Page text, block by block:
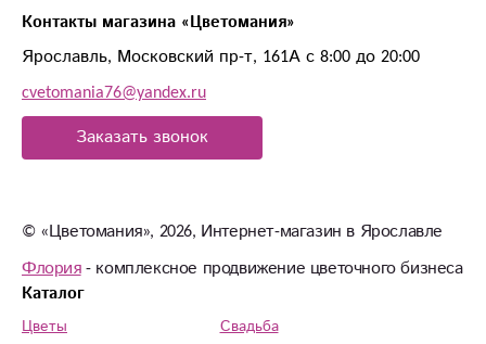
Контакты магазина «Цветомания»
Ярославль, Московский пр-т, 161А с 8:00 до 20:00
cvetomania76@yandex.ru
Заказать звонок
© «Цветомания», 2026, Интернет-магазин в Ярославле
Флория- комплексное продвижение цветочного бизнеса
Каталог
Цветы
Свадьба